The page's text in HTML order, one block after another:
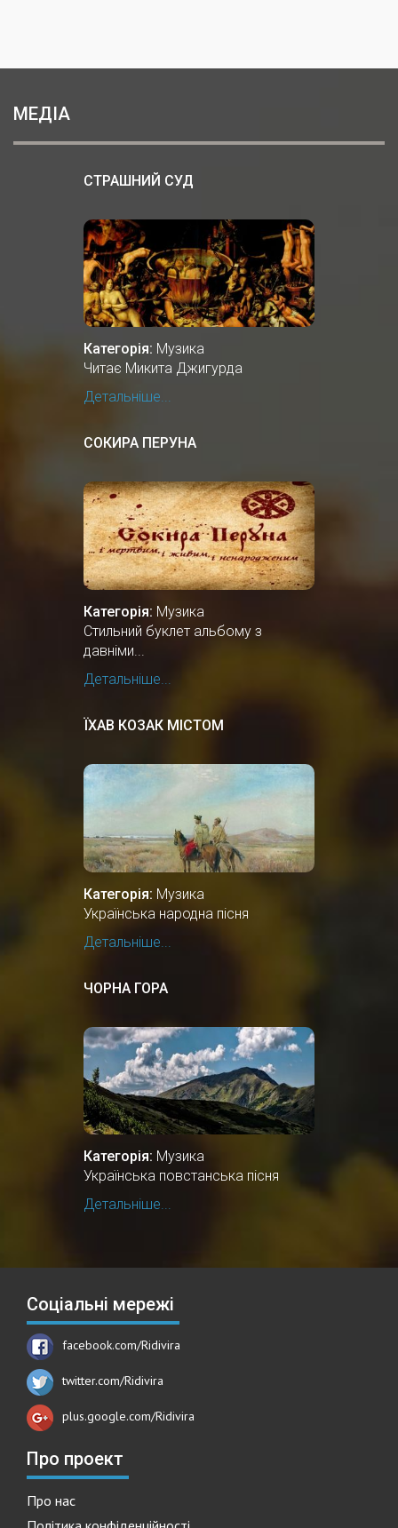
МЕДІА
СТРАШНИЙ СУД
Категорія: Музика
Читає Микита Джигурда
Детальніше...
СОКИРА ПЕРУНА
Категорія: Музика
Стильний буклет альбому з
давніми...
Детальніше...
ЇХАВ КОЗАК МІСТОМ
Категорія: Музика
Українська народна пісня
Детальніше...
ЧОРНА ГОРА
Категорія: Музика
Українська повстанська пісня
Детальніше...
Соціальні мережі
facebook.com/Ridivira
twitter.com/Ridivira
plus.google.com/Ridivira
Про проект
Про нас